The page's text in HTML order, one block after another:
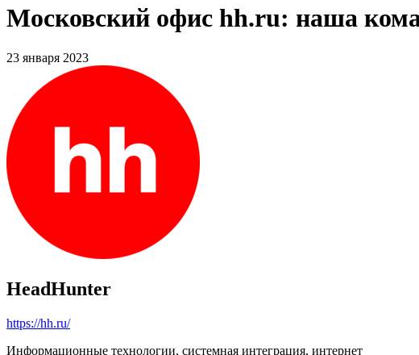
Московский офис hh.ru: наша
23 января 2023
HeadHunter
https://hh.ru/
Информационные технологии, системная интеграция, интернет